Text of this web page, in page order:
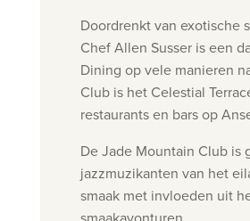
Doordrenkt van exotische
Chef Allen Susser is een
Dining op vele manieren
Club is het Celestial
restaurants en bars op
De Jade Mountain Club is
jazzmuzikanten van het
smaak met invloeden uit